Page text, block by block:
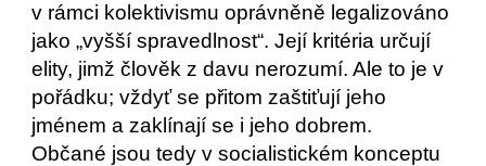
v rámci kolektivismu oprávněně legalizováno
jako „vyšší spravedlnost“. Její kritéria určují
elity, jimž člověk z davu nerozumí. Ale to je v
pořádku; vždyť se přitom zaštiťují jeho
jménem a zaklínají se i jeho dobrem.
Občané jsou tedy v socialistickém konceptu